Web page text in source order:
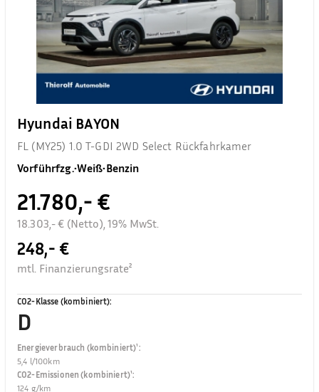
Hyundai BAYON
FL (MY25) 1.0 T-GDI 2WD Select Rückfahrkamer
Vorführfzg.•Weiß•Benzin
21.780,- €
18.303,- € (Netto), 19% MwSt.
248,- €
mtl. Finanzierungsrate²
CO2-Klasse (kombiniert):
D
Energieverbrauch (kombiniert)¹:
5,4 l/100km
CO2-Emissionen (kombiniert)¹:
124 g/km